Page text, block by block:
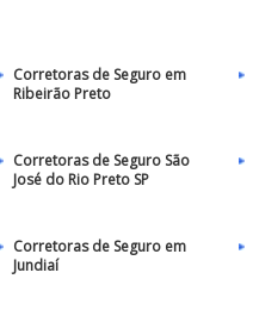
Corretoras de Seguro em
Ribeirão Preto
Corretoras de Seguro São
José do Rio Preto SP
Corretoras de Seguro em
Jundiaí